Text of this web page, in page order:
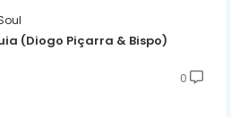
(Diogo Piçarra & Bispo)
0